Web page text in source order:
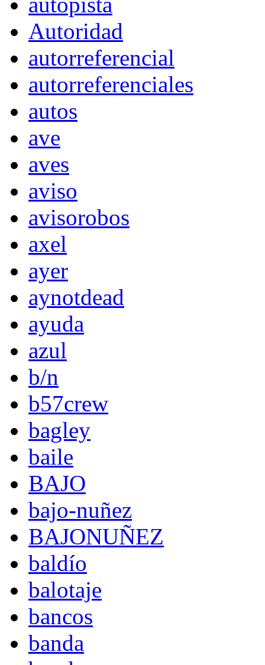
Autoridad
autorreferencial
autorreferenciales
autos
ave
aves
aviso
avisorobos
axel
ayer
aynotdead
ayuda
azul
b/n
b57crew
bagley
baile
BAJO
bajo-nuñez
BAJONUÑEZ
baldío
balotaje
bancos
banda